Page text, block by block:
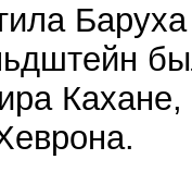
Кахане,